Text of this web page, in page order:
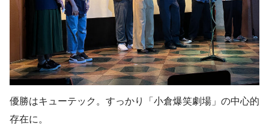
優勝はキューテック。すっかり「小倉爆笑劇場」の中心的
存在に。